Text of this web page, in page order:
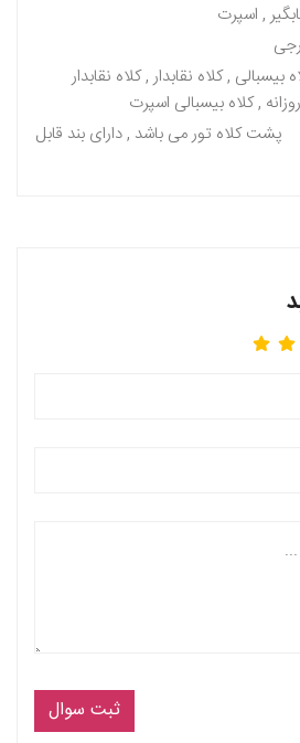
, اسپرت
بیسبالی , کلاه نقابدار , کلاه نقابدار
, کلاه بیسبالی اسپرت
پشت کلاه تور می باشد , دارای بند قابل
ثبت سوال